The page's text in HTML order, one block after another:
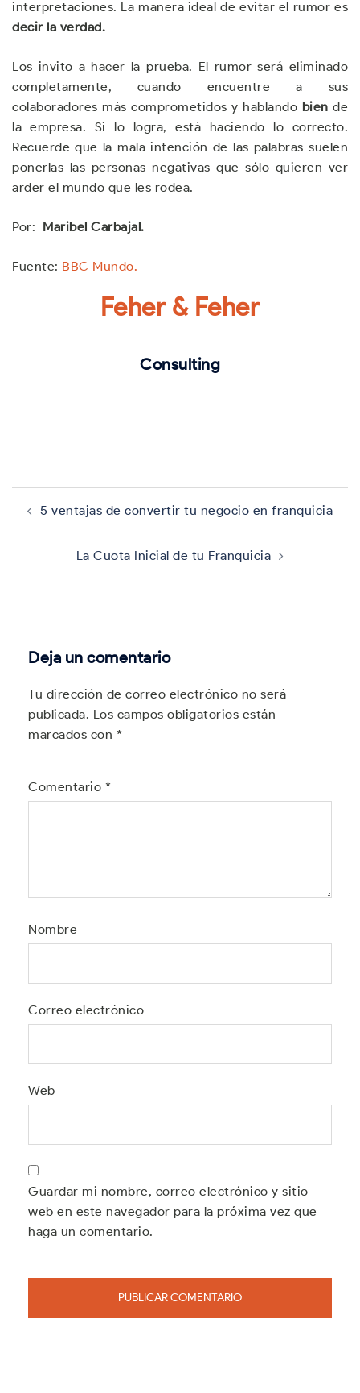
interpretaciones. La manera ideal de evitar el rumor es
decir la verdad.
Los invito a hacer la prueba. El rumor será eliminado
completamente, cuando encuentre a sus
colaboradores más comprometidos y hablando bien de
la empresa. Si lo logra, está haciendo lo correcto.
Recuerde que la mala intención de las palabras suelen
ponerlas las personas negativas que sólo quieren ver
arder el mundo que les rodea.
Por: Maribel Carbajal.
Fuente: BBC Mundo.
Feher & Feher
Consulting
Navegación
de
entradas
5 ventajas de convertir tu negocio en franquicia
La Cuota Inicial de tu Franquicia
Deja un comentario
Tu dirección de correo electrónico no será
publicada. Los campos obligatorios están
marcados con *
Comentario *
Nombre
Correo electrónico
Web
Guardar mi nombre, correo electrónico y sitio
web en este navegador para la próxima vez que
haga un comentario.